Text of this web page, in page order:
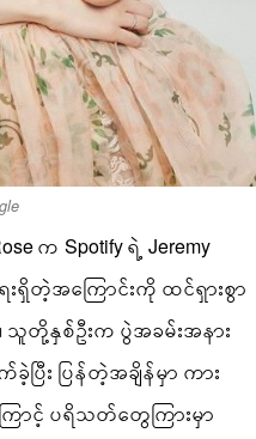
က Spotify ရဲ့ Jeremy
ရှိတဲ့အကြောင်းကို ထင်ရှားစွာ
တို့နှစ်ဦးက ပွဲအခမ်းအနား
း ပြန်တဲ့အချိန်မှာ ကား
ာင့် ပရိသတ်တွေကြားမှာ